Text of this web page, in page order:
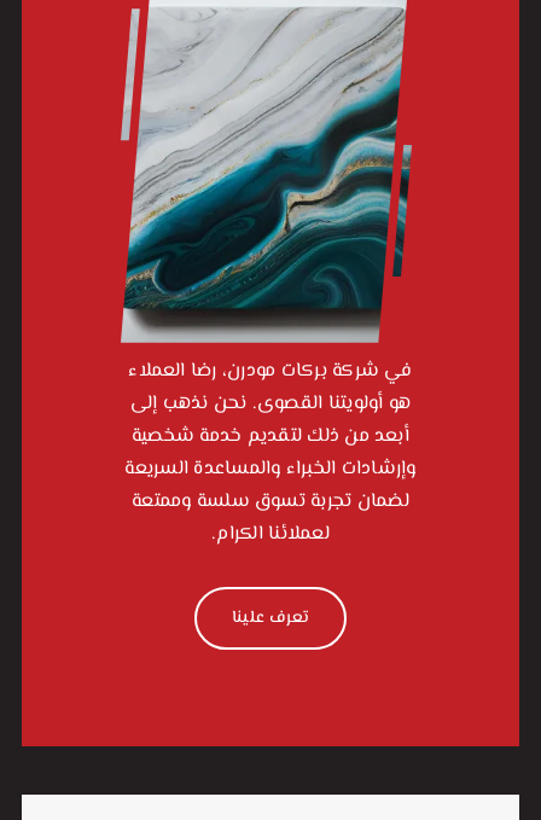
في شركة بركات مودرن، رضا العملاء
هو أولويتنا القصوى. نحن نذهب إلى
أبعد من ذلك لتقديم خدمة شخصية
وإرشادات الخبراء والمساعدة السريعة
لضمان تجربة تسوق سلسة وممتعة
لعملائنا الكرام.
تعرف علينا